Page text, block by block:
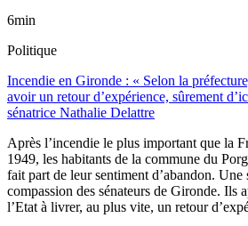
6min
Politique
Incendie en Gironde : « Selon la
avoir un retour d’expérience, sûrement
sénatrice Nathalie Delattre
Après l’incendie le plus important que la
1949, les habitants de la commune du
fait part de leur sentiment d’abandon.
compassion des sénateurs de Gironde. Ils
l’Etat à livrer, au plus vite, un retour